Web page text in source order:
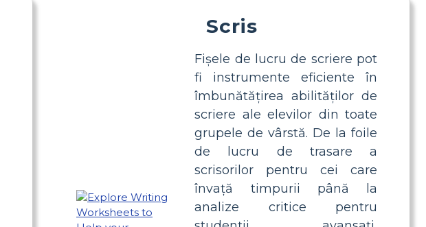
Scris
Fișele de lucru de scriere pot
fi instrumente eficiente în
îmbunătățirea abilităților de
scriere ale elevilor din toate
grupele de vârstă. De la foile
de lucru de trasare a
scrisorilor pentru cei care
învață timpurii până la
analize critice pentru